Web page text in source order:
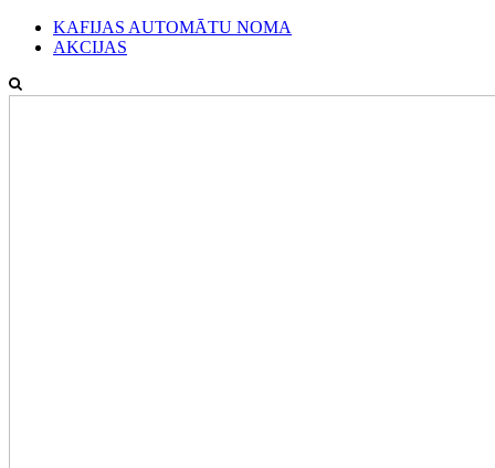
KAFIJAS AUTOMĀTU NOMA
AKCIJAS